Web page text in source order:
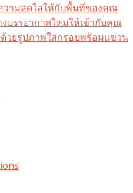
วามสดใสให้กับพื้นที่ของคุณ
บรรยากาศใหม่ให้เข้ากับคุณ
วยรูปภาพใส่กรอบพร้อมแขวน​